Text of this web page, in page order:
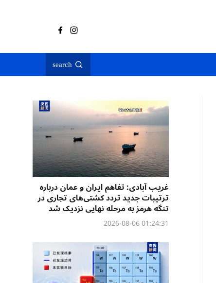
search
غریب آبادی: تفاهم ایران و عمان درباره
ترتیبات جدید تردد کشتی‌های تجاری در
تنگه هرمز به مرحله نهایی نزدیک شد
01:24:31 2026-08-06